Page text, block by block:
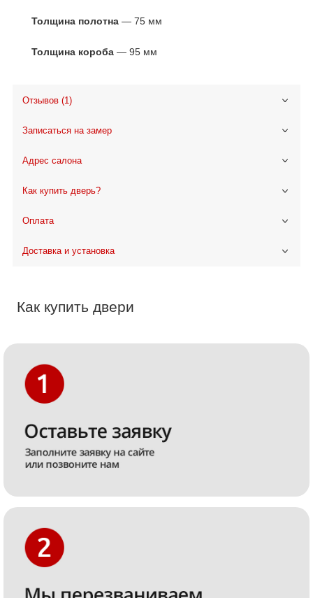
Толщина полотна — 75 мм
Толщина короба — 95 мм
Отзывов (1)
Записаться на замер
Адрес салона
Как купить дверь?
Оплата
Доставка и установка
Как купить двери